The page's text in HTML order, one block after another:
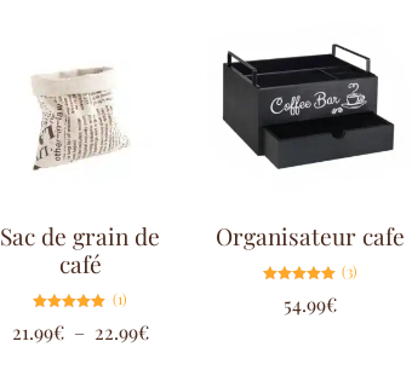
Sac de grain de
café
5.00
sur 5
(1)
21.99€ – 22.99€
Organisateur cafe
5.00
sur 5
(3)
54.99€